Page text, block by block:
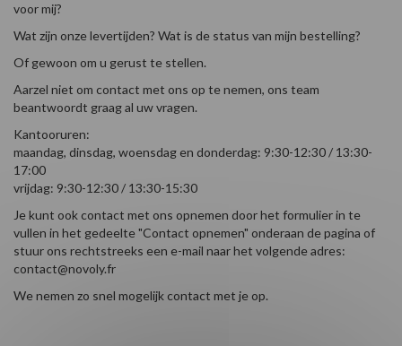
voor mij?
Wat zijn onze levertijden? Wat is de status van mijn bestelling?
Of gewoon om u gerust te stellen.
Aarzel niet om contact met ons op te nemen, ons team
beantwoordt graag al uw vragen.
Kantooruren:
maandag, dinsdag, woensdag en donderdag: 9:30-12:30 / 13:30-
17:00
vrijdag: 9:30-12:30 / 13:30-15:30
Je kunt ook contact met ons opnemen door het formulier in te
vullen in het gedeelte "Contact opnemen" onderaan de pagina of
stuur ons rechtstreeks een e-mail naar het volgende adres:
contact@novoly.fr
We nemen zo snel mogelijk contact met je op.